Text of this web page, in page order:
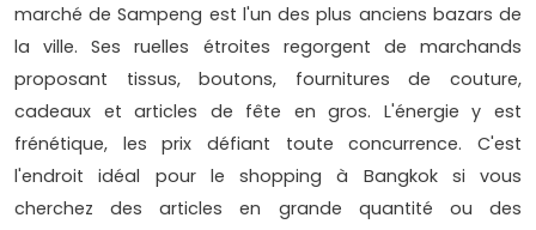
marché de Sampeng est l'un des plus anciens bazars de
la ville. Ses ruelles étroites regorgent de marchands
proposant tissus, boutons, fournitures de couture,
cadeaux et articles de fête en gros. L'énergie y est
frénétique, les prix défiant toute concurrence. C'est
l'endroit idéal pour le shopping à Bangkok si vous
cherchez des articles en grande quantité ou des